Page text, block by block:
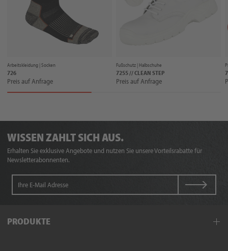
Arbeitskleidung |Socken
726
Preis auf Anfrage
Fußschutz | Halbschuhe
7255 // CLEAN STEP
Preis auf Anfrage
WISSEN ZAHLT SICH AUS.
Erhalten Sie exklusive Angebote und nutzen Sie unsere Vorteilsrabatte für
Newsletterabonnenten.
PRODUKTE